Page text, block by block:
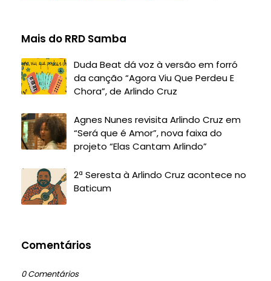
Mais do RRD Samba
Duda Beat dá voz à versão em forró
da canção “Agora Viu Que Perdeu E
Chora”, de Arlindo Cruz
Agnes Nunes revisita Arlindo Cruz em
“Será que é Amor”, nova faixa do
projeto “Elas Cantam Arlindo”
2ª Seresta à Arlindo Cruz acontece no
Baticum
Comentários
0 Comentários